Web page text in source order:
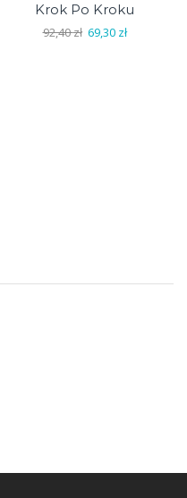
Krok Po Kroku
92,40zł Pierwotna
69,30 złAktualna